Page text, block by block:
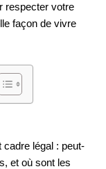
respecter votre
façon de vivre
cadre légal : peut-
et où sont les